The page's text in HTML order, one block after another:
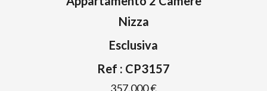
Nizza
Esclusiva
Ref : CP3157
357.000 €